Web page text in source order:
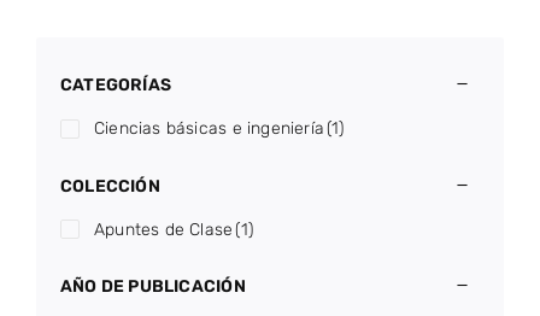
CATEGORÍAS
Ciencias básicas e ingeniería(1)
COLECCIÓN
Apuntes de Clase(1)
AÑO DE PUBLICACIÓN